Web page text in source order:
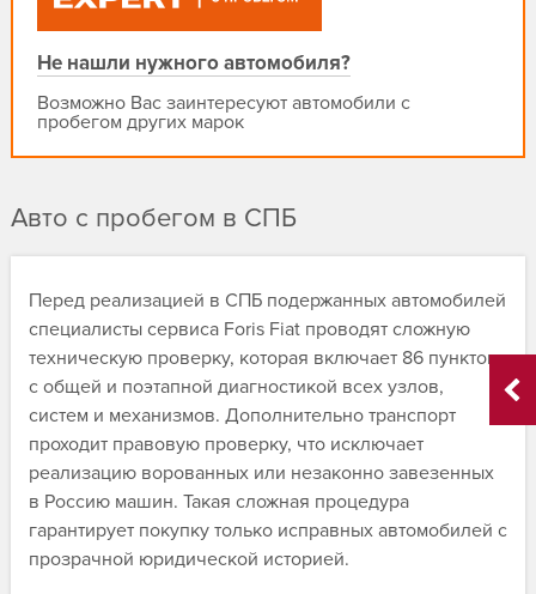
Не нашли нужного автомобиля?
Возможно Вас заинтересуют автомобили с
пробегом других марок
Авто с пробегом в СПБ
Перед реализацией в СПБ подержанных автомобилей
специалисты сервиса Foris Fiat проводят сложную
техническую проверку, которая включает 86 пунктов
с общей и поэтапной диагностикой всех узлов,
систем и механизмов. Дополнительно транспорт
проходит правовую проверку, что исключает
реализацию ворованных или незаконно завезенных
в Россию машин. Такая сложная процедура
гарантирует покупку только исправных автомобилей с
прозрачной юридической историей.